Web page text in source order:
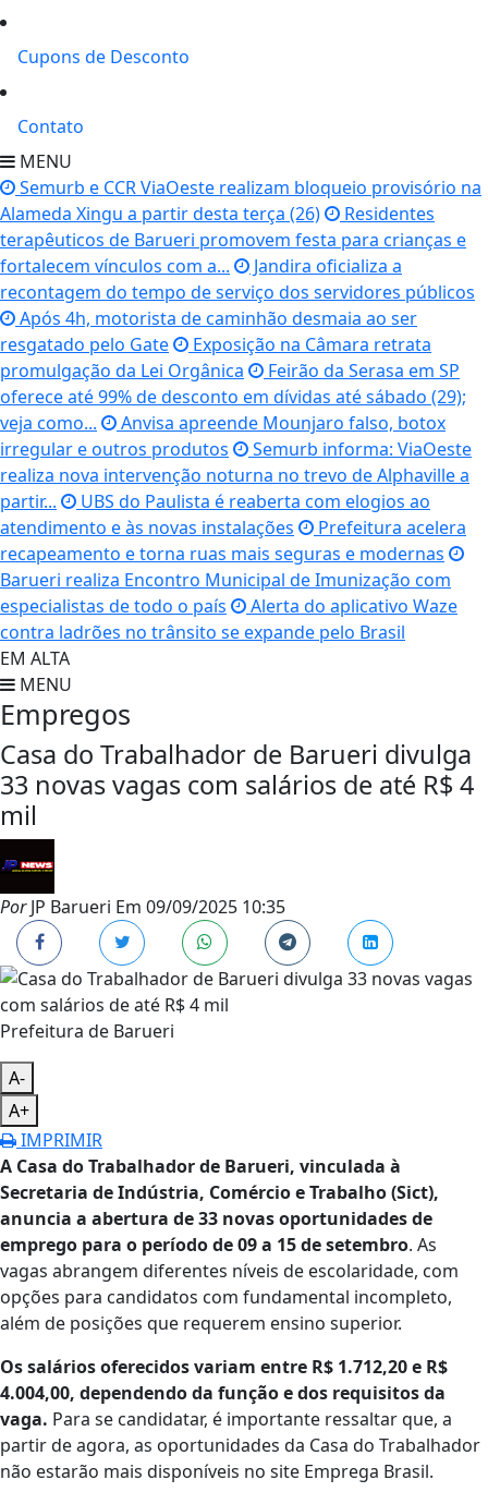
Cupons de Desconto
Contato
MENU
Semurb e CCR ViaOeste realizam bloqueio provisório na
Alameda Xingu a partir desta terça (26)
Residentes
terapêuticos de Barueri promovem festa para crianças e
fortalecem vínculos com a...
Jandira oficializa a
recontagem do tempo de serviço dos servidores públicos
Após 4h, motorista de caminhão desmaia ao ser
resgatado pelo Gate
Exposição na Câmara retrata
promulgação da Lei Orgânica
Feirão da Serasa em SP
oferece até 99% de desconto em dívidas até sábado (29);
veja como...
Anvisa apreende Mounjaro falso, botox
irregular e outros produtos
Semurb informa: ViaOeste
realiza nova intervenção noturna no trevo de Alphaville a
partir...
UBS do Paulista é reaberta com elogios ao
atendimento e às novas instalações
Prefeitura acelera
recapeamento e torna ruas mais seguras e modernas
Barueri realiza Encontro Municipal de Imunização com
especialistas de todo o país
Alerta do aplicativo Waze
contra ladrões no trânsito se expande pelo Brasil
EM ALTA
MENU
Empregos
Casa do Trabalhador de Barueri divulga
33 novas vagas com salários de até R$ 4
mil
PorJP Barueri Em 09/09/2025 10:35
Prefeitura de Barueri
A-
A+
IMPRIMIR
A Casa do Trabalhador de Barueri, vinculada à
Secretaria de Indústria, Comércio e Trabalho (Sict),
anuncia a abertura de 33 novas oportunidades de
emprego para o período de 09 a 15 de setembro. As
vagas abrangem diferentes níveis de escolaridade, com
opções para candidatos com fundamental incompleto,
além de posições que requerem ensino superior.
Os salários oferecidos variam entre R$ 1.712,20 e R$
4.004,00, dependendo da função e dos requisitos da
vaga. Para se candidatar, é importante ressaltar que, a
partir de agora, as oportunidades da Casa do Trabalhador
não estarão mais disponíveis no site Emprega Brasil.